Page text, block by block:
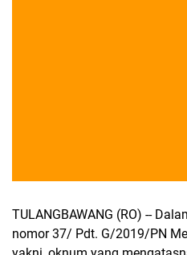
TULANGBAWANG (RO) --
nomor 37/ Pdt. G/2019/PN